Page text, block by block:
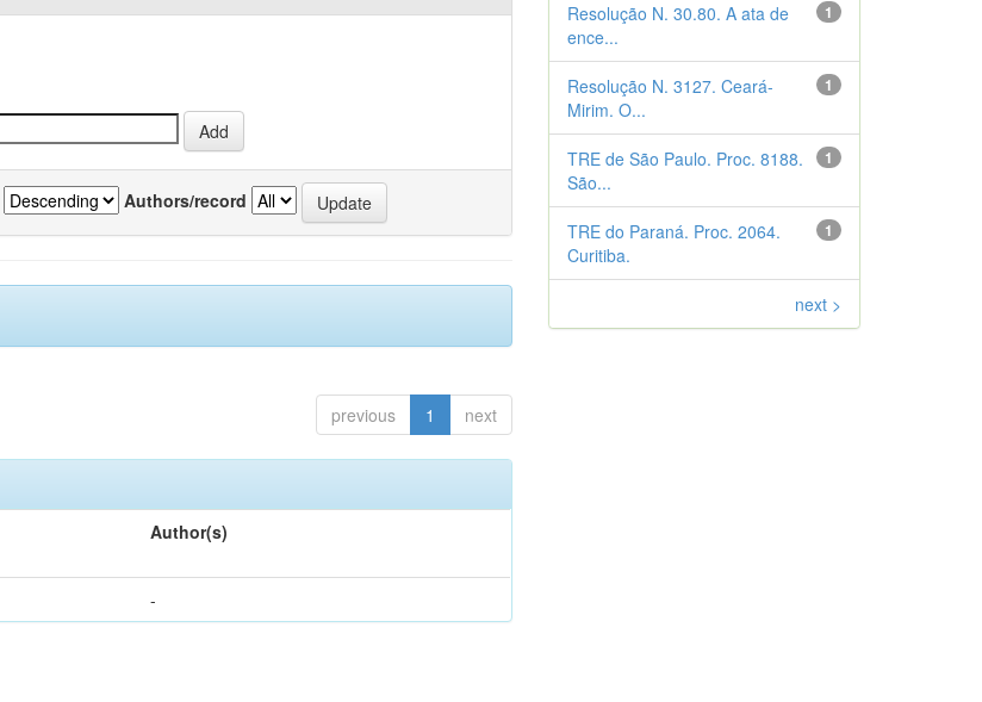
Authors/record
previous 1 next
Author(s)
-
1
Resolução N. 30.80. A ata de
ence...
1
Resolução N. 3127. Ceará-
Mirim. O...
1
TRE de São Paulo. Proc. 8188.
São...
1
TRE do Paraná. Proc. 2064.
Curitiba.
next >